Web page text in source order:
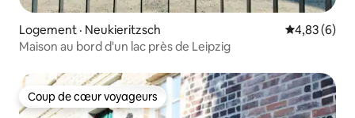
Logement · Neukieritzsch Note
4,83 (6)
Maison au bord d'un lac près de Leipzig
Coup de cœur voyageurs
Coup de cœur voyageurs